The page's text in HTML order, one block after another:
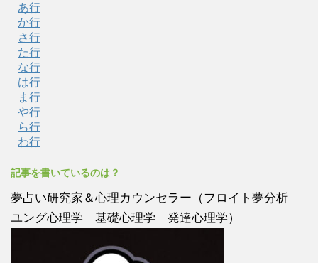
あ行
か行
さ行
た行
な行
は行
ま行
や行
ら行
わ行
記事を書いているのは？
夢占い研究家＆心理カウンセラー（フロイト夢分析
ユング心理学 基礎心理学 発達心理学）